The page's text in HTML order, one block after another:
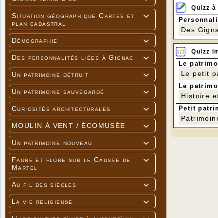

Situation géographique Cartes et
plan cadastral

Démographie

Des personnalités liées à Gignac

Un patrimoine détruit

Un patrimoine sauvegardé

Curiosités architecturales

MOULIN À VENT / ÉCOMUSÉE

Un patrimoine nouveau

Faune et flore sur le Causse de
Martel

Au fil des siècles

La vie religieuse
Patrick
Des
s'associe
moulins et
transition
Quizz
Des
Quizz
Le
Le petit
Le
Histoire
Petit